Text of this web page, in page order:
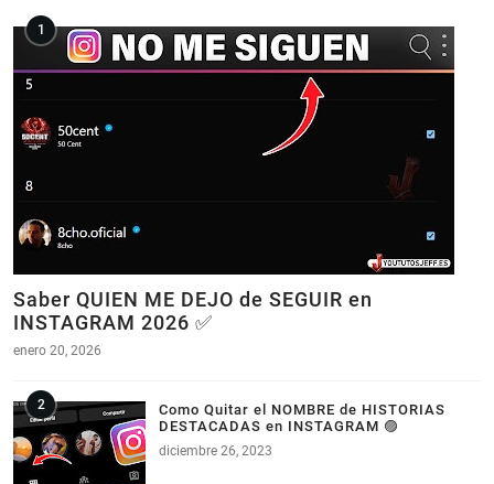
Saber QUIEN ME DEJO de SEGUIR en
INSTAGRAM 2026 ✅
enero 20, 2026
Como Quitar el NOMBRE de HISTORIAS
DESTACADAS en INSTAGRAM 🟣
diciembre 26, 2023